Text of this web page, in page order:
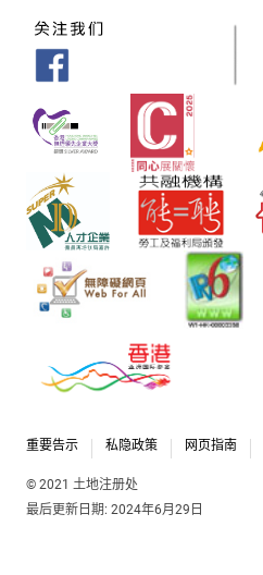
重要告示 私隐政策 网页指南
© 2021 土地注册处
最后更新日期: 2024年6月29日